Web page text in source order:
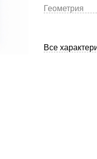
Геометрия
Все